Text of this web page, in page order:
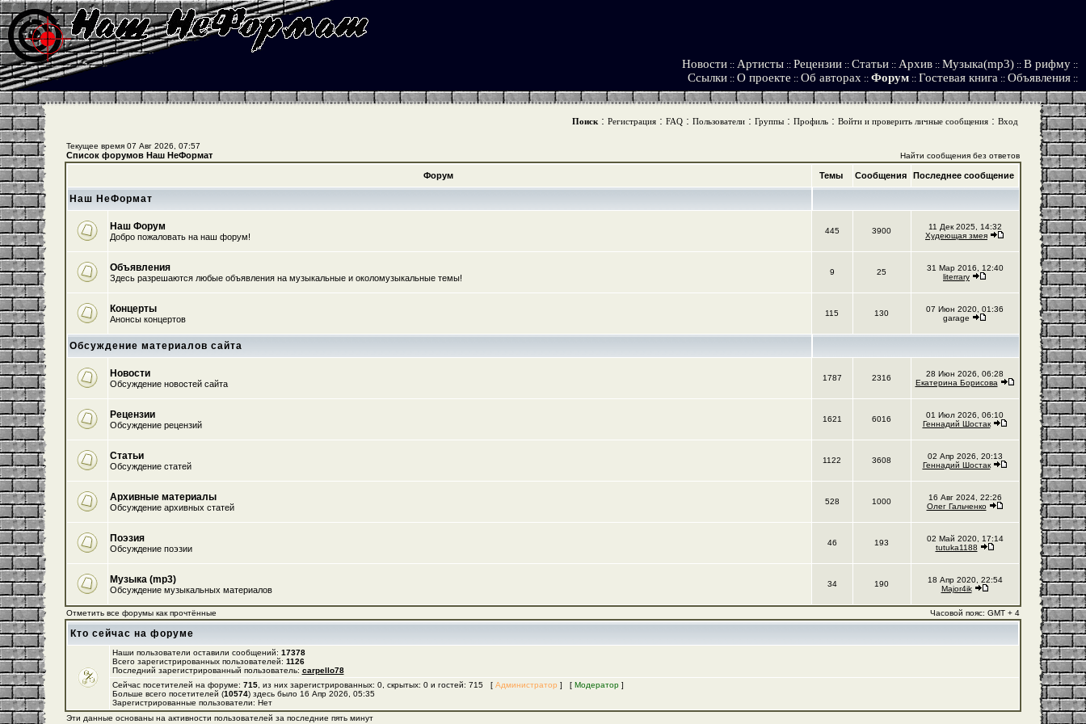
Новости :: Артисты :: Рецензии :: Статьи :: Архив :: Музыка(mp3) :: В рифму ::
Ссылки :: О проекте :: Об авторах :: Форум :: Гостевая книга :: Объявления ::
Поиск: Регистрация: FAQ: Пользователи: Группы: Профиль: Войти и проверить личные сообщения: Вход
Текущее время 07 Авг 2026, 07:57
Список форумов Наш НеФормат Найти сообщения без ответов
Форум Темы Сообщения Последнее сообщение
Наш НеФормат
Наш Форум
Добро пожаловать на наш форум!
445 3900
11 Дек 2025, 14:32
Худеющая змея
Объявления
Здесь разрешаются любые объявления на музыкальные и околомузыкальные темы!
9 25
31 Мар 2016, 12:40
literrary
Концерты
Анонсы концертов
115 130
07 Июн 2020, 01:36
garage
Обсуждение материалов сайта
Новости
Обсуждение новостей сайта
1787 2316
28 Июн 2026, 06:28
Екатерина Борисова
Рецензии
Обсуждение рецензий
1621 6016
01 Июл 2026, 06:10
Геннадий Шостак
Статьи
Обсуждение статей
1122 3608
02 Апр 2026, 20:13
Геннадий Шостак
Архивные материалы
Обсуждение архивных статей
528 1000
16 Авг 2024, 22:26
Олег Гальченко
Поэзия
Обсуждение поэзии
46 193
02 Май 2020, 17:14
tutuka1188
Музыка (mp3)
Обсуждение музыкальных материалов
34 190
18 Апр 2020, 22:54
Major4ik
Отметить все форумы как прочтённые Часовой пояс: GMT + 4
Кто сейчас на форуме
Наши пользователи оставили сообщений: 17378
Всего зарегистрированных пользователей: 1126
Последний зарегистрированный пользователь: carpello78
Сейчас посетителей на форуме: 715, из них зарегистрированных: 0, скрытых: 0 и гостей: 715 [ Администратор ] [ Модератор]
Больше всего посетителей (10574) здесь было 16 Апр 2026, 05:35
Зарегистрированные пользователи: Нет
Эти данные основаны на активности пользователей за последние пять минут